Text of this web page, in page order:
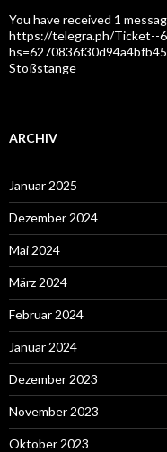
You have received 1
https://telegra.ph/Ticket--
Stoßstange
ARCHIV
Januar 2025
Dezember 2024
Mai 2024
März 2024
Februar 2024
Januar 2024
Dezember 2023
November 2023
Oktober 2023